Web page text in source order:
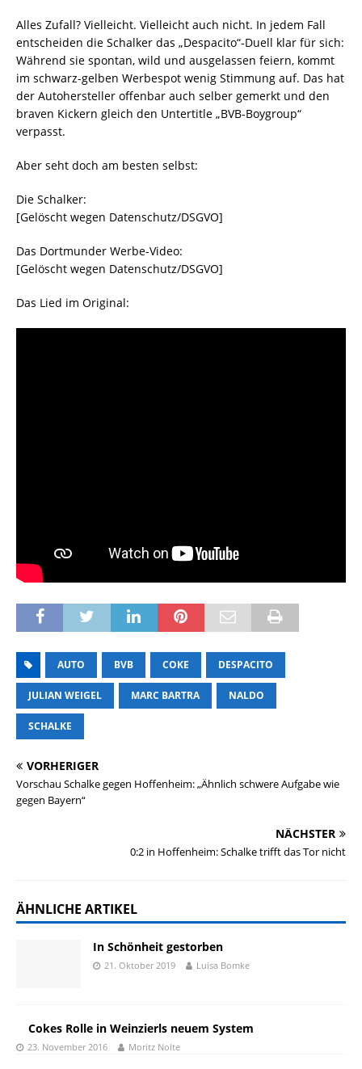
Alles Zufall? Vielleicht. Vielleicht auch nicht. In jedem Fall
entscheiden die Schalker das „Despacito“-Duell klar für sich:
Während sie spontan, wild und ausgelassen feiern, kommt
im schwarz-gelben Werbespot wenig Stimmung auf. Das hat
der Autohersteller offenbar auch selber gemerkt und den
braven Kickern gleich den Untertitle „BVB-Boygroup“
verpasst.
Aber seht doch am besten selbst:
Die Schalker:
[Gelöscht wegen Datenschutz/DSGVO]
Das Dortmunder Werbe-Video:
[Gelöscht wegen Datenschutz/DSGVO]
Das Lied im Original:
AUTO BVB COKE DESPACITO
JULIAN WEIGEL MARC BARTRA NALDO
SCHALKE
VORHERIGER
Vorschau Schalke gegen Hoffenheim: „Ähnlich schwere Aufgabe wie
gegen Bayern“
NÄCHSTER
0:2 in Hoffenheim: Schalke trifft das Tor nicht
ÄHNLICHE ARTIKEL
In Schönheit gestorben
21. Oktober 2019 Luisa Bomke
Cokes Rolle in Weinzierls neuem System
23. November 2016 Moritz Nolte